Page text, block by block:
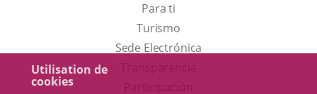
Utilisation de
cookies
Para ti
TurismoEste
enlace
Sede Electrónica